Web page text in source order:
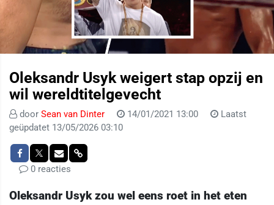
Oleksandr Usyk weigert stap opzij en
wil wereldtitelgevecht
door Sean van Dinter 14/01/2021 13:00
Laatst
geüpdatet 13/05/2026 03:10
0 reacties
Oleksandr Usyk zou wel eens roet in het eten